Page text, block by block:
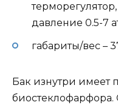
давление 0.5-7
габариты/вес –
Бак изнутри имеет
биостеклофарфора.